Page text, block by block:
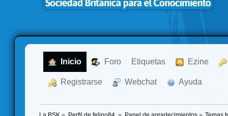
Inicio Foro Etiquetas Ezine
Registrarse Webchat Ayuda